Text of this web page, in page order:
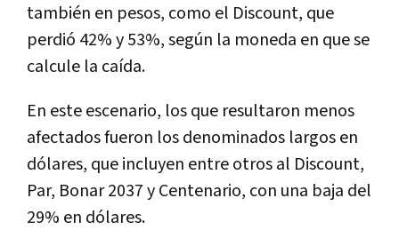
también en pesos, como el Discount, que
perdió 42% y 53%, según la moneda en que se
calcule la caída.
En este escenario, los que resultaron menos
afectados fueron los denominados largos en
dólares, que incluyen entre otros al Discount,
Par, Bonar 2037 y Centenario, con una baja del
29% en dólares.